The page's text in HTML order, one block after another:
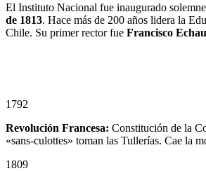
El Instituto Nacional fue inaugurado
de 1813. Hace más de 200 años lidera la
Chile. Su primer rector fue Francisco
1792
Revolución Francesa: Constitución de la
«sans-culottes» toman las Tullerías. Cae la
1809